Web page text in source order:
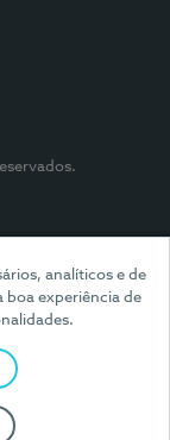
analíticos e de
boa experiência de